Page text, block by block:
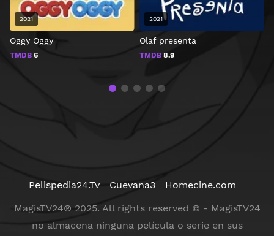
Oggy Oggy
TMDB 6
2021
Olaf presenta
TMDB 8.9
2021
Pelispedia24.Tv Cuevana3
Homecine.com
MagisTV24® 2025. All rights reserved © - MagisTV24
no almacena ninguna película o serie en sus